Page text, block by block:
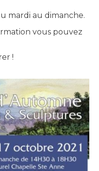
mardi au dimanche.
vous pouvez
!